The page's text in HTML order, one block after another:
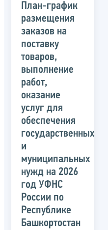
План-график
размещения
заказов на
поставку
товаров,
выполнение
работ,
оказание
услуг для
обеспечения
государственных
и
муниципальных
нужд на 2026
год УФНС
России по
Республике
Башкортостан